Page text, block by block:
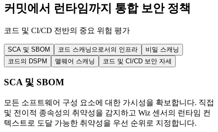
커밋에서 런타임까지 통합 보안 정책
코드 및 CI/CD 전반의 중요 위험 평가
SCA 및 SBOM 코드 스캐닝으로서의 인프라
비밀 스캐닝
코드의 DSPM
맬웨어 스캐닝 코드 및 CI/CD 보안 자세
SCA 및 SBOM
모든 소프트웨어 구성 요소에 대한 가시성을 확보합니다. 직접
및 전이적 종속성의 취약성을 감지하고 Wiz 센서의 런타임 컨
텍스트로 도달 가능한 취약성을 우선 순위로 지정합니다.